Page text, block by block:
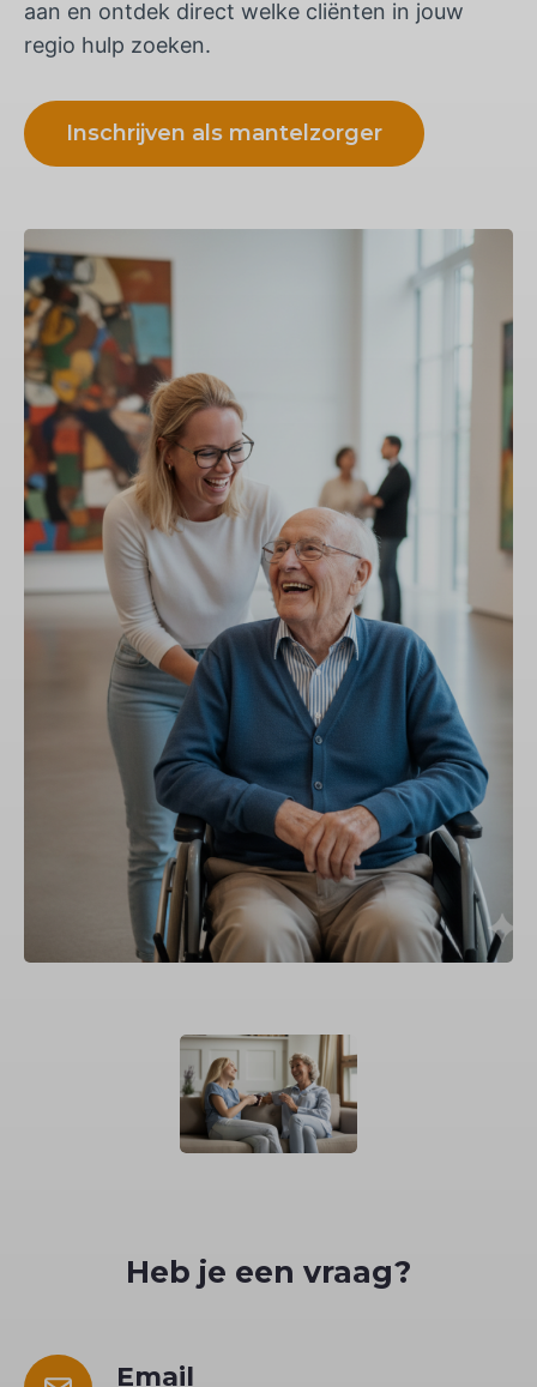
aan en ontdek direct welke cliënten in jouw
regio hulp zoeken.
Inschrijven als mantelzorger
Heb je een vraag?
Email